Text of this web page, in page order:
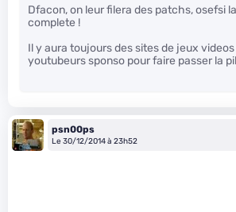
Dfacon, on leur filera des patchs, osefsi
complete !
Il y aura toujours des sites de jeux
youtubeurs sponso pour faire passer la
psn00ps
Le 30/12/2014 à 23h52